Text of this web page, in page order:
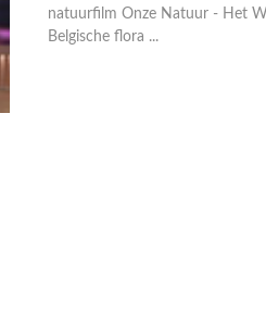
natuurfilm Onze Natuur - Het
Belgische flora ...